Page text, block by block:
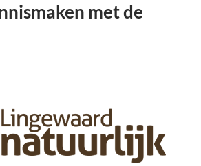
met de